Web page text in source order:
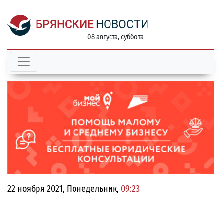
БРЯНСКИЕ НОВОСТИ
08 августа, суббота
22 ноября 2021, Понедельник, 09:23